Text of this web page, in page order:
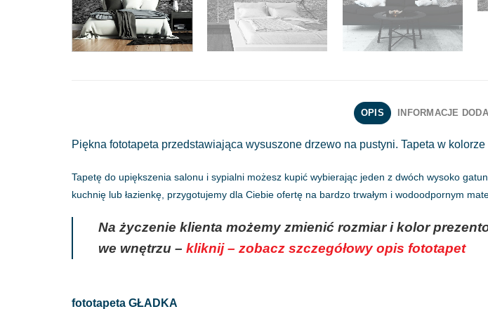
OPIS INFORMACJE
Piękna fototapeta przedstawiająca wysuszone drzewo na pustyni. Tapeta w
Tapetę do upiększenia salonu i sypialni możesz kupić wybierając jeden z dwóch wysoko
kuchnię lub łazienkę, przygotujemy dla Ciebie ofertę na bardzo trwałym i wodoodpornym
Na życzenie klienta możemy zmienić rozmiar i kolor
we wnętrzu – kliknij – zobacz szczegółowy opis fototapet
fototapeta GŁADKA